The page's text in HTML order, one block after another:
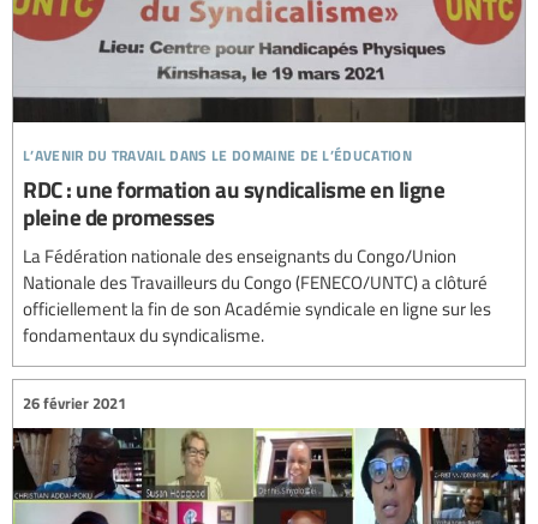
l’avenir du travail dans le domaine de l’éducation
RDC : une formation au syndicalisme en ligne
pleine de promesses
La Fédération nationale des enseignants du Congo/Union
Nationale des Travailleurs du Congo (FENECO/UNTC) a clôturé
officiellement la fin de son Académie syndicale en ligne sur les
fondamentaux du syndicalisme.
26 février 2021